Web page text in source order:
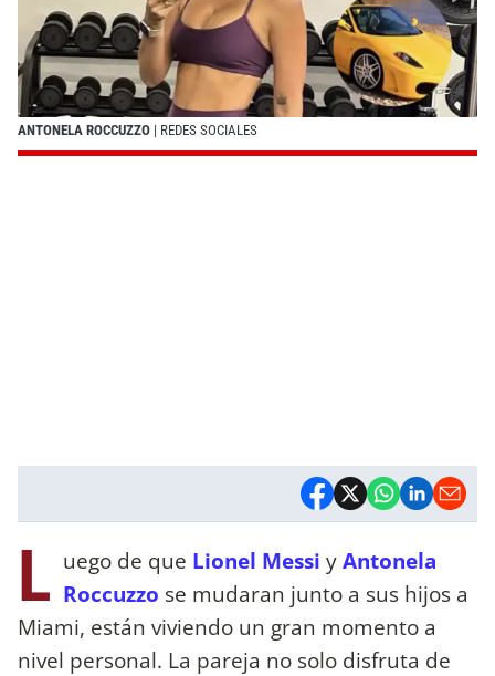
ANTONELA ROCCUZZO | REDES SOCIALES
L uego de que Lionel Messi yAntonela
Roccuzzo se mudaran junto a sus hijos a
Miami, están viviendo un gran momento a
nivel personal. La pareja no solo disfruta de